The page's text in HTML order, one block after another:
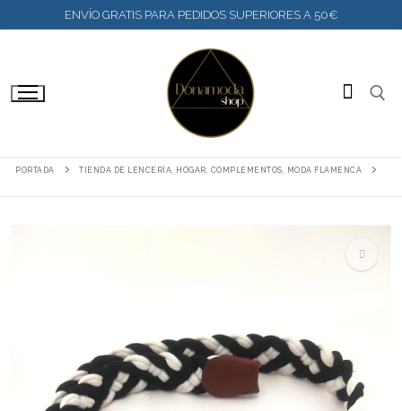
ENVÍO GRATIS PARA PEDIDOS SUPERIORES A 50€
PORTADA TIENDA DE LENCERÍA, HOGAR, COMPLEMENTOS, MODA FLAMENCA